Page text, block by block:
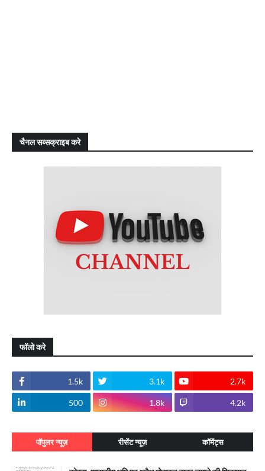
चैनल सब्सक्राइब करे
फॉलो करे
1.5k 3.1k 2.7k
500 1.8k 4.2k
पॉपुलर न्यूज़ रीसेंट न्यूज़ कॉमेंट्स